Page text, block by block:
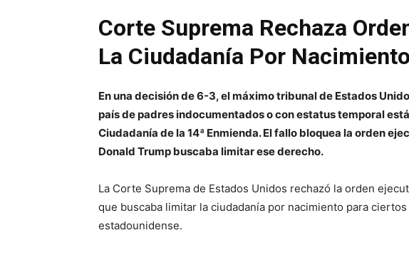
Corte Suprema Rechaza
La Ciudadanía Por Nacimiento
En una decisión de 6-3, el máximo tribunal de Estados
país de padres indocumentados o con estatus temporal
Ciudadanía de la 14ª Enmienda. El fallo bloquea la orden
Donald Trump buscaba limitar ese derecho.
La Corte Suprema de Estados Unidos rechazó la orden
que buscaba limitar la ciudadanía por nacimiento para
estadounidense.